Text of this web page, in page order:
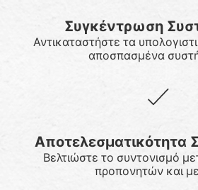
Συγκέντρωση
Αντικαταστήστε τα
αποσπασμένα
Αποτελεσματικότητα
Βελτιώστε το συντονισμό
προπονητών και